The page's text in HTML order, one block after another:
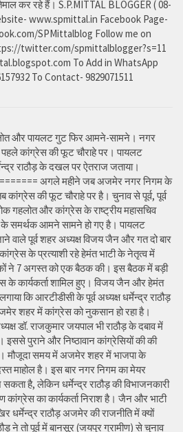
कर रहे हैं। S.P.MITTAL BLOGGER ( 08-
www.spmittal.in Facebook Page-
SPMittalblog Follow me on
twitter.com/spmittalblogger?s=11
To Add in WhatsApp
To Contact- 9829071511
और पायलट गुट फिर आमने-सामने। नगर
कांग्रेस की फूट चौराहे पर। पायलट
राठौड़ के दखल पर ऐतराज जताया।
अगले महीने जब अजमेर नगर निगम के
कांग्रेस की फूट चौराहे पर है। चुनाव से पूर्व, पूर्व
गहलोत और कांग्रेस के राष्ट्रीय महासचिव
समर्थक आमने सामने हो गए है। पायलट
वाले पूर्व शहर अध्यक्ष विजय जैन और गत दो बार
कांग्रेस के प्रत्याशी रहे हेमंत भाटी के नेतृत्व में
ने 7 अगस्त को एक बैठक की। इस बैठक में बड़ी
के कार्यकर्ता शामिल हुए। विजय जैन और हेमंत
कि आरटीडीसी के पूर्व अध्यक्ष धर्मेन्द्र राठौड़
शहर में कांग्रेस को नुकसान हो रहा है।
डॉ. राजकुमार जयपाल भी राठौड़ के दबाव में
पुराने और निष्ठावान कांग्रेसियों की की
है। मौजूदा समय में अजमेर शहर में भाजपा के
माहोल है। इस बार नगर निगम का मेयर
है, लेकिन धर्मेन्द्र राठौड़ की विभाजनकारी
कांग्रेस का कार्यकर्ता निराश है। जैन और भाटी
धर्मेन्द्र राठौड़ अजमेर की राजनीति में क्यों
ने तो पूर्व में बानसूर (जयपुर ग्रामीण) से चुनाव